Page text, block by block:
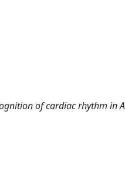
of cardiac rhythm in